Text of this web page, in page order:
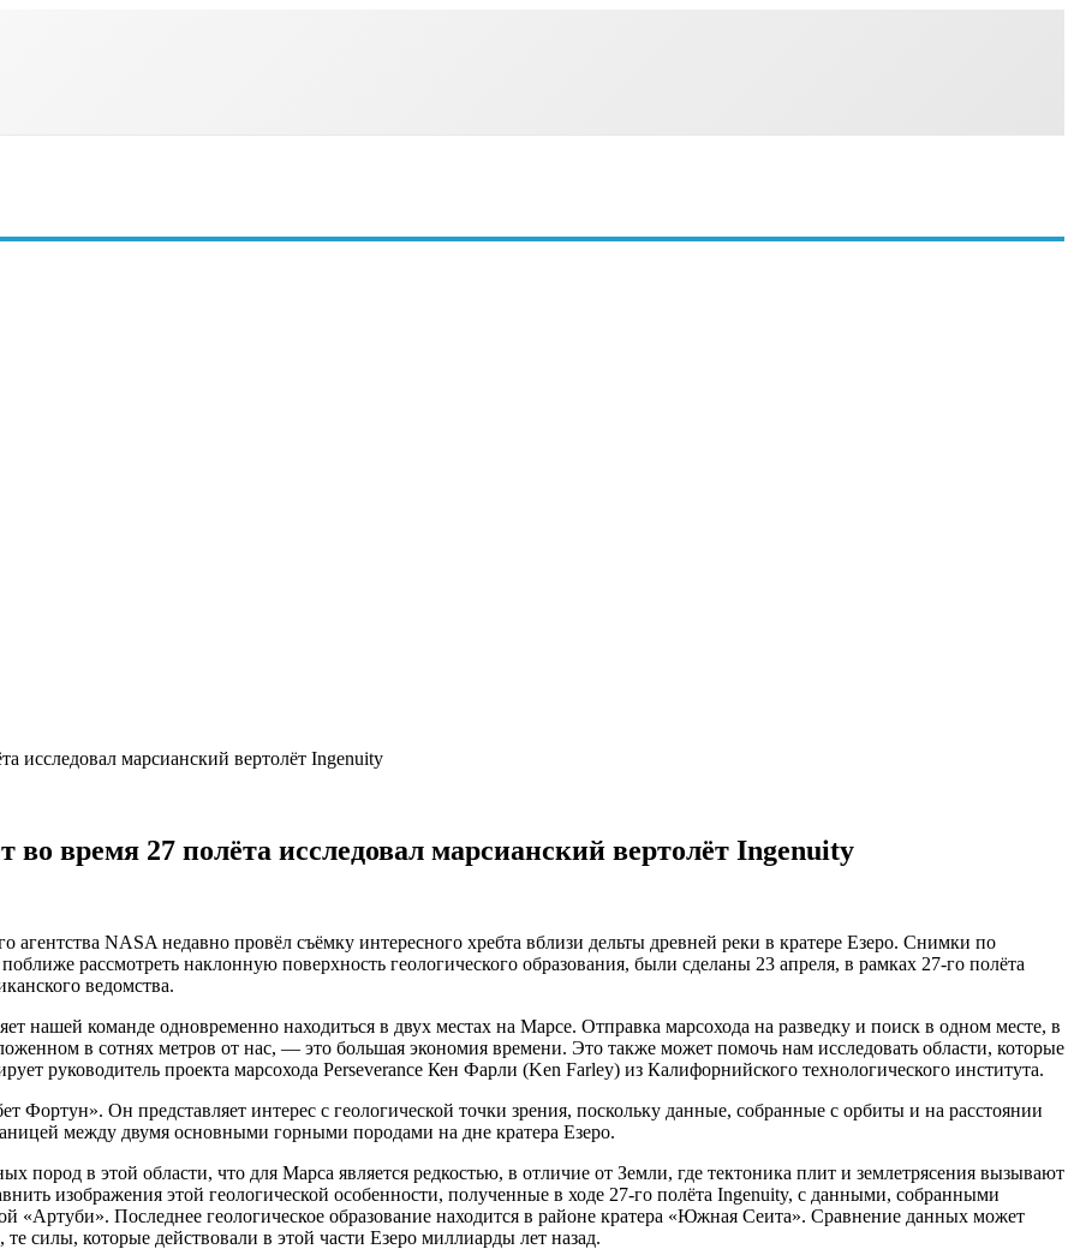
исследовал марсианский вертолёт Ingenuity
время 27 полёта исследовал марсианский вертолёт Ingenuity
агентства NASA недавно провёл съёмку интересного хребта вблизи дельты древней реки в кратере Езеро. Снимки по
рассмотреть наклонную поверхность геологического образования, были сделаны 23 апреля, в рамках 27-го полёта
ведомства.
нашей команде одновременно находиться в двух местах на Марсе. Отправка марсохода на разведку и поиск в одном месте, в
в сотнях метров от нас, — это большая экономия времени. Это также может помочь нам исследовать области, которые
руководитель проекта марсохода Perseverance Кен Фарли (Ken Farley) из Калифорнийского технологического института.
Фортун». Он представляет интерес с геологической точки зрения, поскольку данные, собранные с орбиты и на расстоянии
между двумя основными горными породами на дне кратера Езеро.
в этой области, что для Марса является редкостью, в отличие от Земли, где тектоника плит и землетрясения вызывают
изображения этой геологической особенности, полученные в ходе 27-го полёта Ingenuity, с данными, собранными
«Артуби». Последнее геологическое образование находится в районе кратера «Южная Сеита». Сравнение данных может
силы, которые действовали в этой части Езеро миллиарды лет назад.